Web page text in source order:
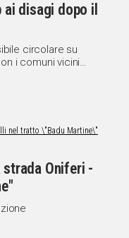
disagi dopo il
circolare su
i comuni vicini
Oniferi -